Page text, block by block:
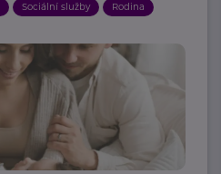
Sociální služby Rodina